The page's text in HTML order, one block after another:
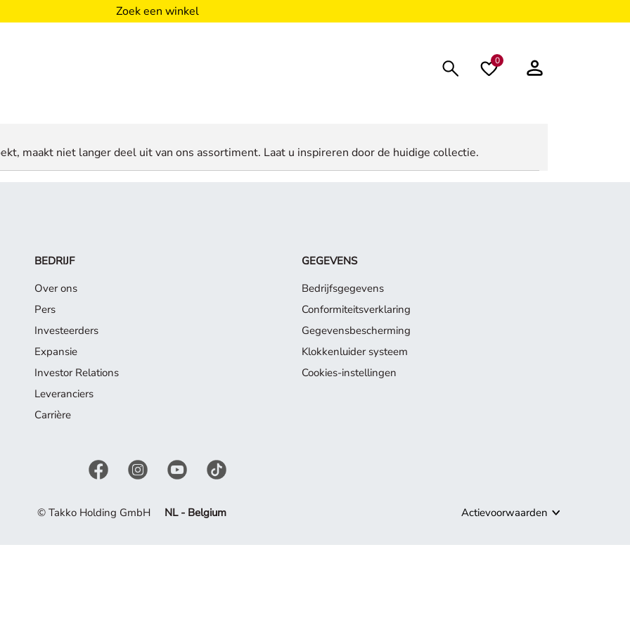
Zoek een winkel
0
maakt niet langer deel uit van ons assortiment. Laat u inspireren door de huidige collectie.
BEDRIJF
Over ons
Pers
Investeerders
Expansie
Investor Relations
Leveranciers
Carrière
GEGEVENS
Bedrijfsgegevens
Conformiteitsverklaring
Gegevensbescherming
Klokkenluider systeem
Cookies-instellingen
© Takko Holding GmbH NL - Belgium Actievoorwaarden